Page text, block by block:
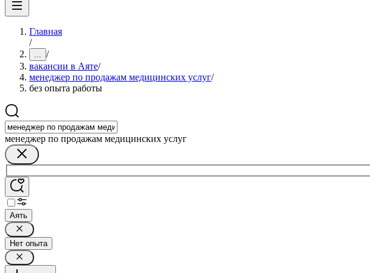
Главная
/
... /
вакансии в Аяте/
менеджер по продажам медицинских услуг/
без опыта работы
менеджер по продажам медицинских услуг
Аять
Нет опыта